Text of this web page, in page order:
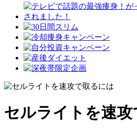
セルライトを速